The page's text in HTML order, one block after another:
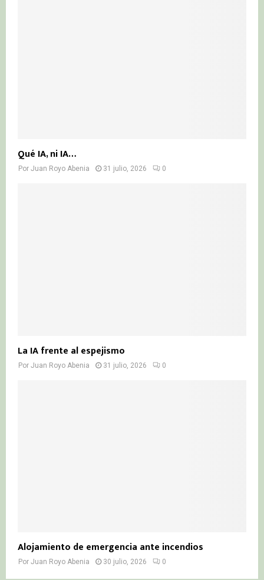
Qué IA, ni IA…
Por Juan Royo Abenia 31 julio, 2026 0
La IA frente al espejismo
Por Juan Royo Abenia 31 julio, 2026 0
Alojamiento de emergencia ante incendios
Por Juan Royo Abenia 30 julio, 2026 0